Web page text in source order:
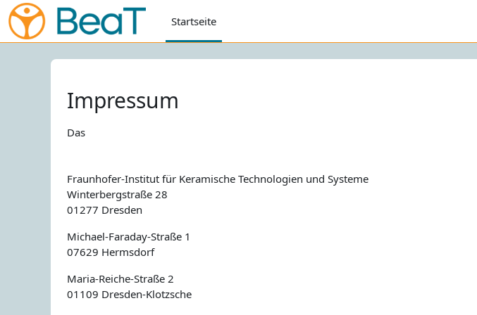
Zum Hauptinhalt
Startseite
Impressum
Das
Fraunhofer-Institut für Keramische Technologien und Systeme
Winterbergstraße 28
01277 Dresden
Michael-Faraday-Straße 1
07629 Hermsdorf
Maria-Reiche-Straße 2
01109 Dresden-Klotzsche